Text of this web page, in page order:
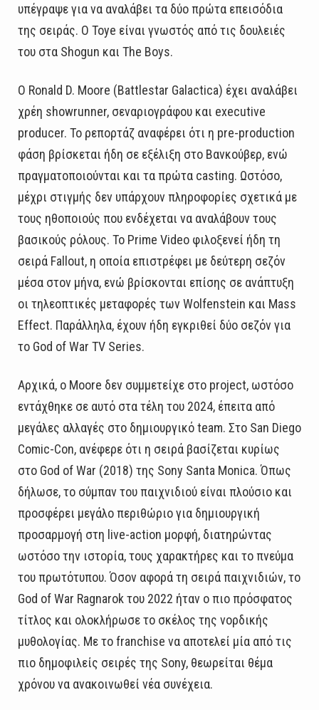
υπέγραψε για να αναλάβει τα δύο πρώτα επεισόδια
της σειράς. Ο Toye είναι γνωστός από τις δουλειές
του στα Shogun και The Boys.
Ο Ronald D. Moore (Battlestar Galactica) έχει αναλάβει
χρέη showrunner, σεναριογράφου και executive
producer. Το ρεπορτάζ αναφέρει ότι η pre-production
φάση βρίσκεται ήδη σε εξέλιξη στο Βανκούβερ, ενώ
πραγματοποιούνται και τα πρώτα casting. Ωστόσο,
μέχρι στιγμής δεν υπάρχουν πληροφορίες σχετικά με
τους ηθοποιούς που ενδέχεται να αναλάβουν τους
βασικούς ρόλους. Το Prime Video φιλοξενεί ήδη τη
σειρά Fallout, η οποία επιστρέφει με δεύτερη σεζόν
μέσα στον μήνα, ενώ βρίσκονται επίσης σε ανάπτυξη
οι τηλεοπτικές μεταφορές των Wolfenstein και Mass
Effect. Παράλληλα, έχουν ήδη εγκριθεί δύο σεζόν για
το God of War TV Series.
Αρχικά, ο Moore δεν συμμετείχε στο project, ωστόσο
εντάχθηκε σε αυτό στα τέλη του 2024, έπειτα από
μεγάλες αλλαγές στο δημιουργικό team. Στο San Diego
Comic-Con, ανέφερε ότι η σειρά βασίζεται κυρίως
στο God of War (2018) της Sony Santa Monica. Όπως
δήλωσε, το σύμπαν του παιχνιδιού είναι πλούσιο και
προσφέρει μεγάλο περιθώριο για δημιουργική
προσαρμογή στη live-action μορφή, διατηρώντας
ωστόσο την ιστορία, τους χαρακτήρες και το πνεύμα
του πρωτότυπου. Όσον αφορά τη σειρά παιχνιδιών, το
God of War Ragnarok του 2022 ήταν ο πιο πρόσφατος
τίτλος και ολοκλήρωσε το σκέλος της νορδικής
μυθολογίας. Με το franchise να αποτελεί μία από τις
πιο δημοφιλείς σειρές της Sony, θεωρείται θέμα
χρόνου να ανακοινωθεί νέα συνέχεια.